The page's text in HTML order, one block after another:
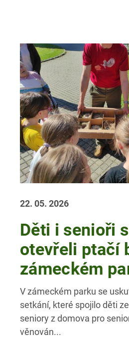
22. 05. 2026
Děti i senioři
otevřeli ptačí
zámeckém
V zámeckém parku se
setkání, které spojilo děti
seniory z domova pro
věnován...